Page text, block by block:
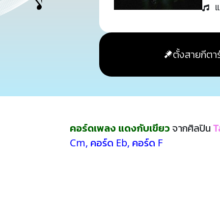
ตั้งสายกีตา
คอร์ดเพลง แดงกับเขียวจากศิลปิน
Cm, คอร์ด Eb, คอร์ด F